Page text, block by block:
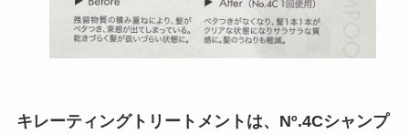
キレーティングトリートメントは、Nº.4Cシャンプ